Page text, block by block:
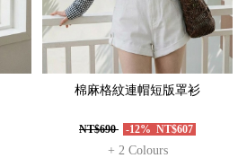
棉麻格紋連帽短版罩衫
NT$690 -12% NT$607
+ 2 Colours